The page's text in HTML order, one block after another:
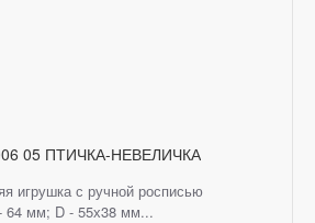
05 ПТИЧКА-НЕВЕЛИЧКА
игрушка с ручной росписью
64 мм; D - 55х38 мм...